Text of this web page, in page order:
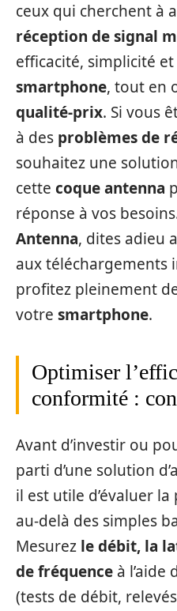
ceux qui cherchent à
réception de signal
efficacité, simplicité
smartphone, tout en
qualité-prix. Si vous
à des problèmes de
souhaitez une
cette coque antenna
réponse à vos
Antenna, dites adieu
aux téléchargements
profitez pleinement
votre smartphone.
Optimiser
conformité :
Avant d’investir ou
parti d’une solution
il est utile d’évaluer
au‑delà des simples
Mesurez le débit, la
de fréquence à l’aide
(tests de débit,